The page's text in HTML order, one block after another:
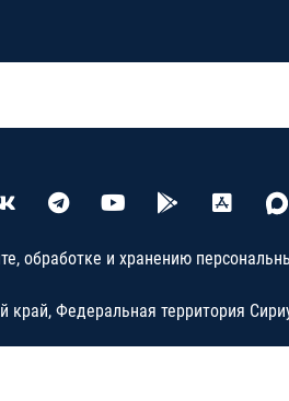
обработке и хранению
Федеральная территория